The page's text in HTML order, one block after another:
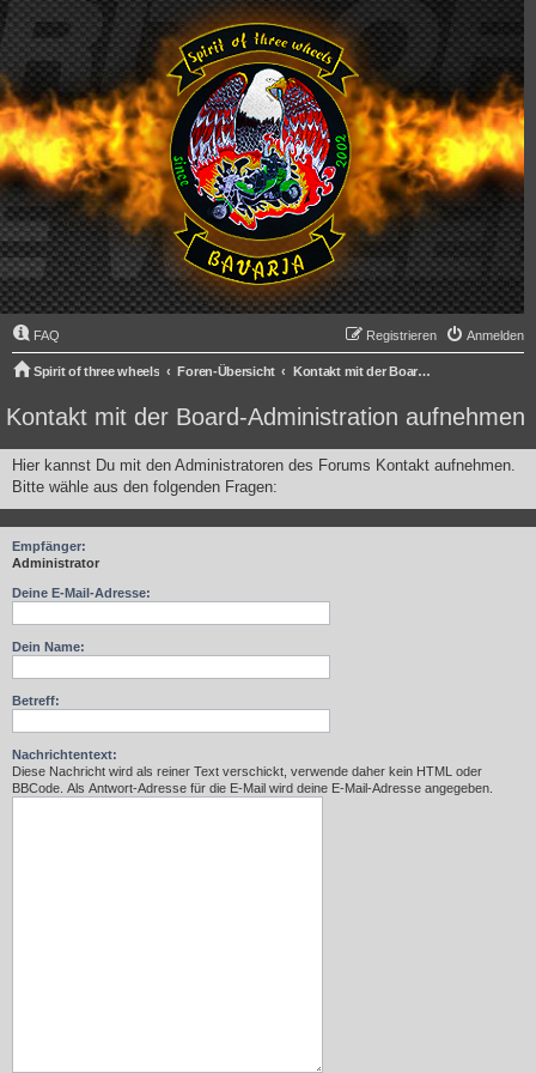
FAQ Anmelden
Registrieren
Spirit of three wheels Foren-Übersicht Kontakt mit der Board-Administration aufnehmen
Kontakt mit der Board-Administration aufnehmen
Hier kannst Du mit den Administratoren des Forums Kontakt aufnehmen.
Bitte wähle aus den folgenden Fragen:
Empfänger:
Administrator
Deine E-Mail-Adresse:
Dein Name:
Betreff:
Nachrichtentext:
Diese Nachricht wird als reiner Text verschickt, verwende daher kein HTML oder
BBCode. Als Antwort-Adresse für die E-Mail wird deine E-Mail-Adresse angegeben.